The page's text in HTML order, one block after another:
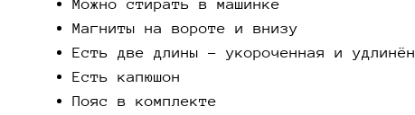
Можно стирать в машинке
Магниты на вороте и внизу
Есть две длины - укороченная и
Есть капюшон
Пояс в комплекте